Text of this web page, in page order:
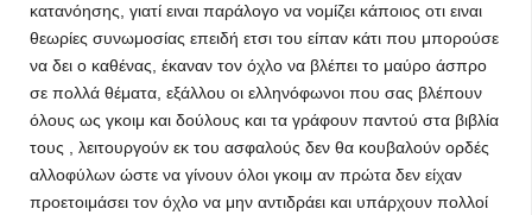
κατανόησης, γιατί ειναι παράλογο να νομίζει κάποιος οτι ειναι
θεωρίες συνωμοσίας επειδή ετσι του είπαν κάτι που μπορούσε
να δει ο καθένας, έκαναν τον όχλο να βλέπει το μαύρο άσπρο
σε πολλά θέματα, εξάλλου οι ελληνόφωνοι που σας βλέπουν
όλους ως γκοιμ και δούλους και τα γράφουν παντού στα βιβλία
τους , λειτουργούν εκ του ασφαλούς δεν θα κουβαλούν ορδές
αλλοφύλων ώστε να γίνουν όλοι γκοιμ αν πρώτα δεν είχαν
προετοιμάσει τον όχλο να μην αντιδράει και υπάρχουν πολλοί